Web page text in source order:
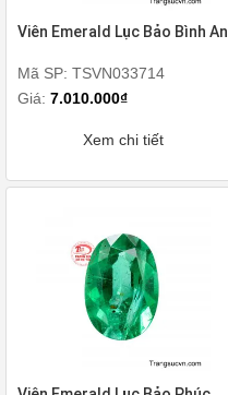
Viên Emerald Lục Bảo Bình An
Mã SP: TSVN033714
Giá: 7.010.000₫
Xem chi tiết